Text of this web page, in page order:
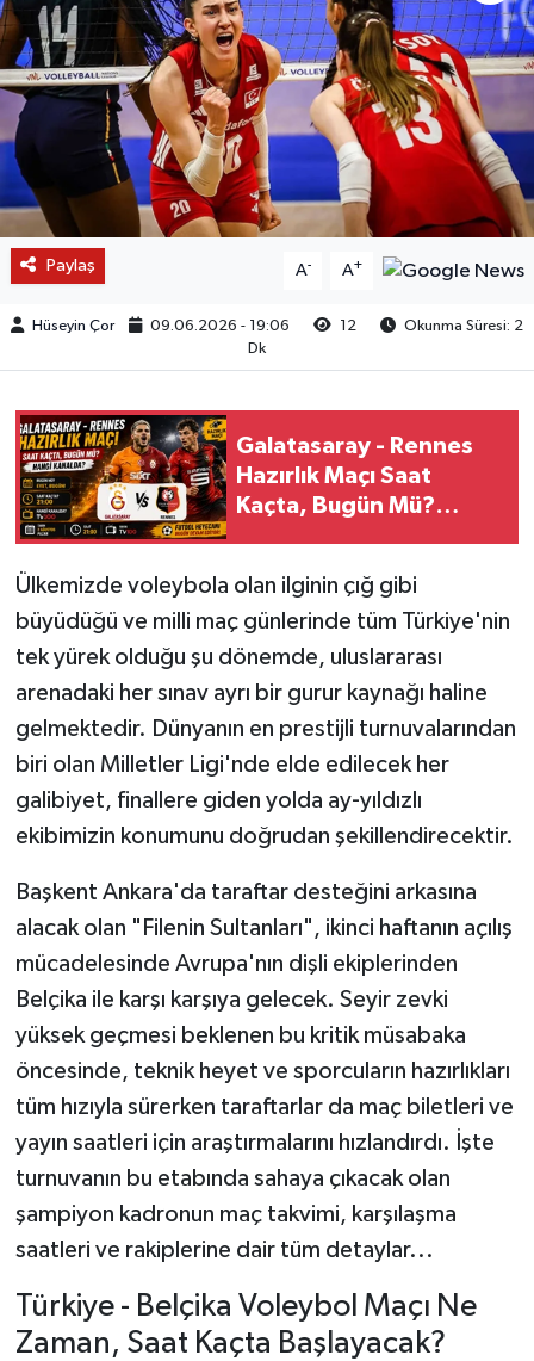
Paylaş A- A+
Hüseyin Çor 09.06.2026 - 19:06 12
Okunma Süresi: 2
Dk
Galatasaray - Rennes
Hazırlık Maçı Saat
Kaçta, Bugün Mü?
Detaylar
Ülkemizde voleybola olan ilginin çığ gibi
büyüdüğü ve milli maç günlerinde tüm Türkiye'nin
tek yürek olduğu şu dönemde, uluslararası
arenadaki her sınav ayrı bir gurur kaynağı haline
gelmektedir. Dünyanın en prestijli turnuvalarından
biri olan Milletler Ligi'nde elde edilecek her
galibiyet, finallere giden yolda ay-yıldızlı
ekibimizin konumunu doğrudan şekillendirecektir.
Başkent Ankara'da taraftar desteğini arkasına
alacak olan "Filenin Sultanları", ikinci haftanın açılış
mücadelesinde Avrupa'nın dişli ekiplerinden
Belçika ile karşı karşıya gelecek. Seyir zevki
yüksek geçmesi beklenen bu kritik müsabaka
öncesinde, teknik heyet ve sporcuların hazırlıkları
tüm hızıyla sürerken taraftarlar da maç biletleri ve
yayın saatleri için araştırmalarını hızlandırdı. İşte
turnuvanın bu etabında sahaya çıkacak olan
şampiyon kadronun maç takvimi, karşılaşma
saatleri ve rakiplerine dair tüm detaylar...
Türkiye - Belçika Voleybol Maçı Ne
Zaman, Saat Kaçta Başlayacak?